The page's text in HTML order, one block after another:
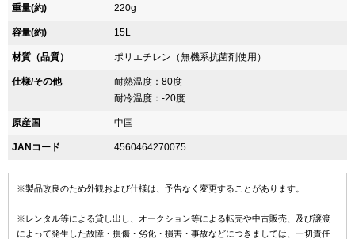
重量(約) 220g
容量(約) 15L
材質（品質） ポリエチレン（無機系抗菌剤使用）
仕様/その他
耐熱温度：80度
耐冷温度：-20度
原産国 中国
JANコード 4560464270075
※製品改良のため外観および仕様は、予告なく変更することがあります。
※レンタル等による貸し出し、オークション等による転売や中古販売、及び譲渡
によって発生した故障・損傷・劣化・損害・事故などにつきましては、一切責任